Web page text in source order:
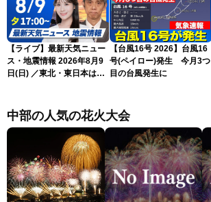
【ライブ】最新天気ニュー
ス・地震情報 2026年8月9
日(日) ／東北・東日本は急
北美月／芳野達郎〉
【台風16号 2026】台風16
号(ペイロー)発生 今月3つ
目の台風発生に
中部の人気の花火大会